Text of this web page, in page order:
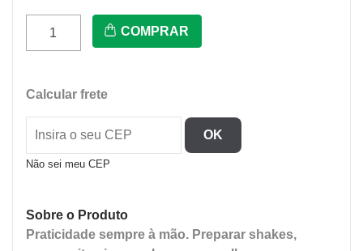
Copo
Mxv
02
220V
COMPRAR
Calcular frete
OK
Não sei meu CEP
Sobre o Produto
Praticidade sempre à mão. Preparar shakes,